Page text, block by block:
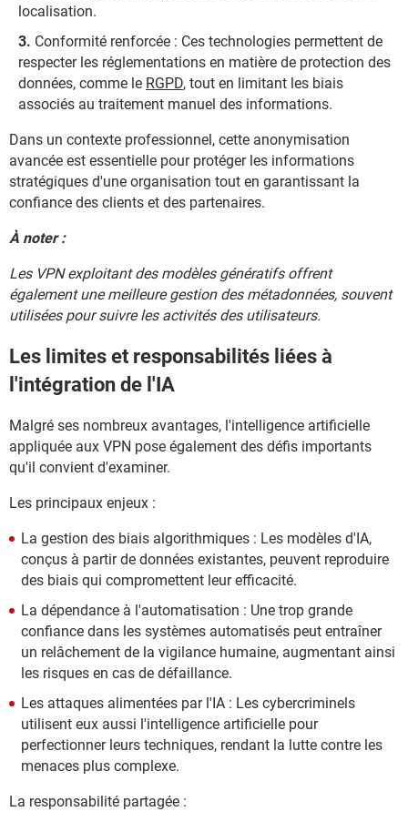
localisation.
Conformité renforcée : Ces technologies permettent de
respecter les réglementations en matière de protection des
données, comme le RGPD, tout en limitant les biais
associés au traitement manuel des informations.
Dans un contexte professionnel, cette anonymisation
avancée est essentielle pour protéger les informations
stratégiques d'une organisation tout en garantissant la
confiance des clients et des partenaires.
À noter :
Les VPN exploitant des modèles génératifs offrent
également une meilleure gestion des métadonnées, souvent
utilisées pour suivre les activités des utilisateurs.
Les limites et responsabilités liées à
l'intégration de l'IA
Malgré ses nombreux avantages, l'intelligence artificielle
appliquée aux VPN pose également des défis importants
qu'il convient d'examiner.
Les principaux enjeux :
La gestion des biais algorithmiques : Les modèles d'IA,
conçus à partir de données existantes, peuvent reproduire
des biais qui compromettent leur efficacité.
La dépendance à l'automatisation : Une trop grande
confiance dans les systèmes automatisés peut entraîner
un relâchement de la vigilance humaine, augmentant ainsi
les risques en cas de défaillance.
Les attaques alimentées par l'IA : Les cybercriminels
utilisent eux aussi l'intelligence artificielle pour
perfectionner leurs techniques, rendant la lutte contre les
menaces plus complexe.
La responsabilité partagée :